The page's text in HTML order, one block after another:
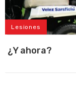
Lesiones
¿Y ahora?